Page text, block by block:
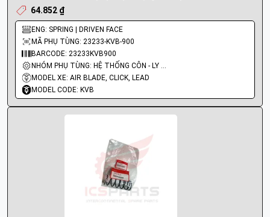
64.852 ₫
ENG: SPRING | DRIVEN FACE
MÃ PHỤ TÙNG: 23233-KVB-900
BARCODE: 23233KVB900
NHÓM PHỤ TÙNG: HỆ THỐNG CÔN - LY HỢP - TRỤC SỐ - BÁNH RĂNG
MODEL XE: AIR BLADE, CLICK, LEAD
MODEL CODE: KVB